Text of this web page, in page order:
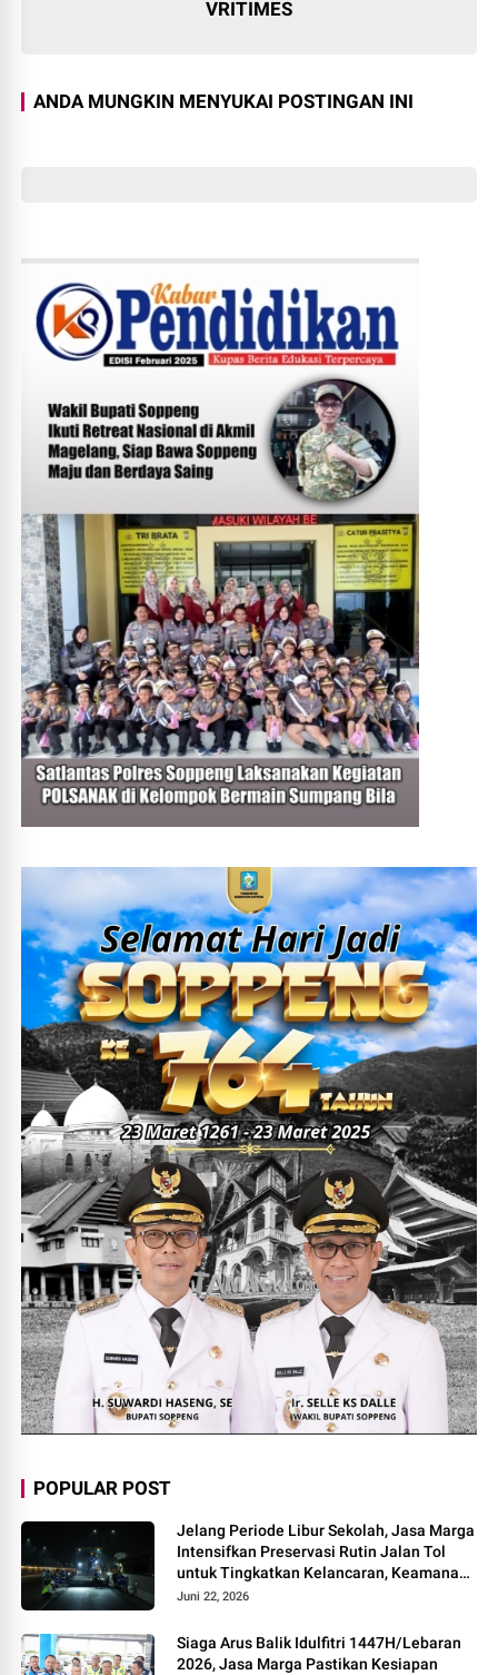
VRITIMES
ANDA MUNGKIN MENYUKAI POSTINGAN INI
POPULAR POST
Jelang Periode Libur Sekolah, Jasa Marga
Intensifkan Preservasi Rutin Jalan Tol
untuk Tingkatkan Kelancaran, Keamanan
dan Kenyamanan Perjalanan
Juni 22, 2026
Siaga Arus Balik Idulfitri 1447H/Lebaran
2026, Jasa Marga Pastikan Kesiapan